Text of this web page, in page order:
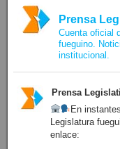
Prensa
Cuenta oficial
fueguino.
institucional.
Prensa
En
Legislatura
enlace: